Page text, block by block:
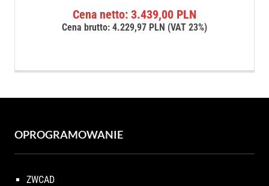
Cena netto:3.439,00 PLN
Cena brutto:4.229,97 PLN (VAT 23%)
OPROGRAMOWANIE
ZWCAD